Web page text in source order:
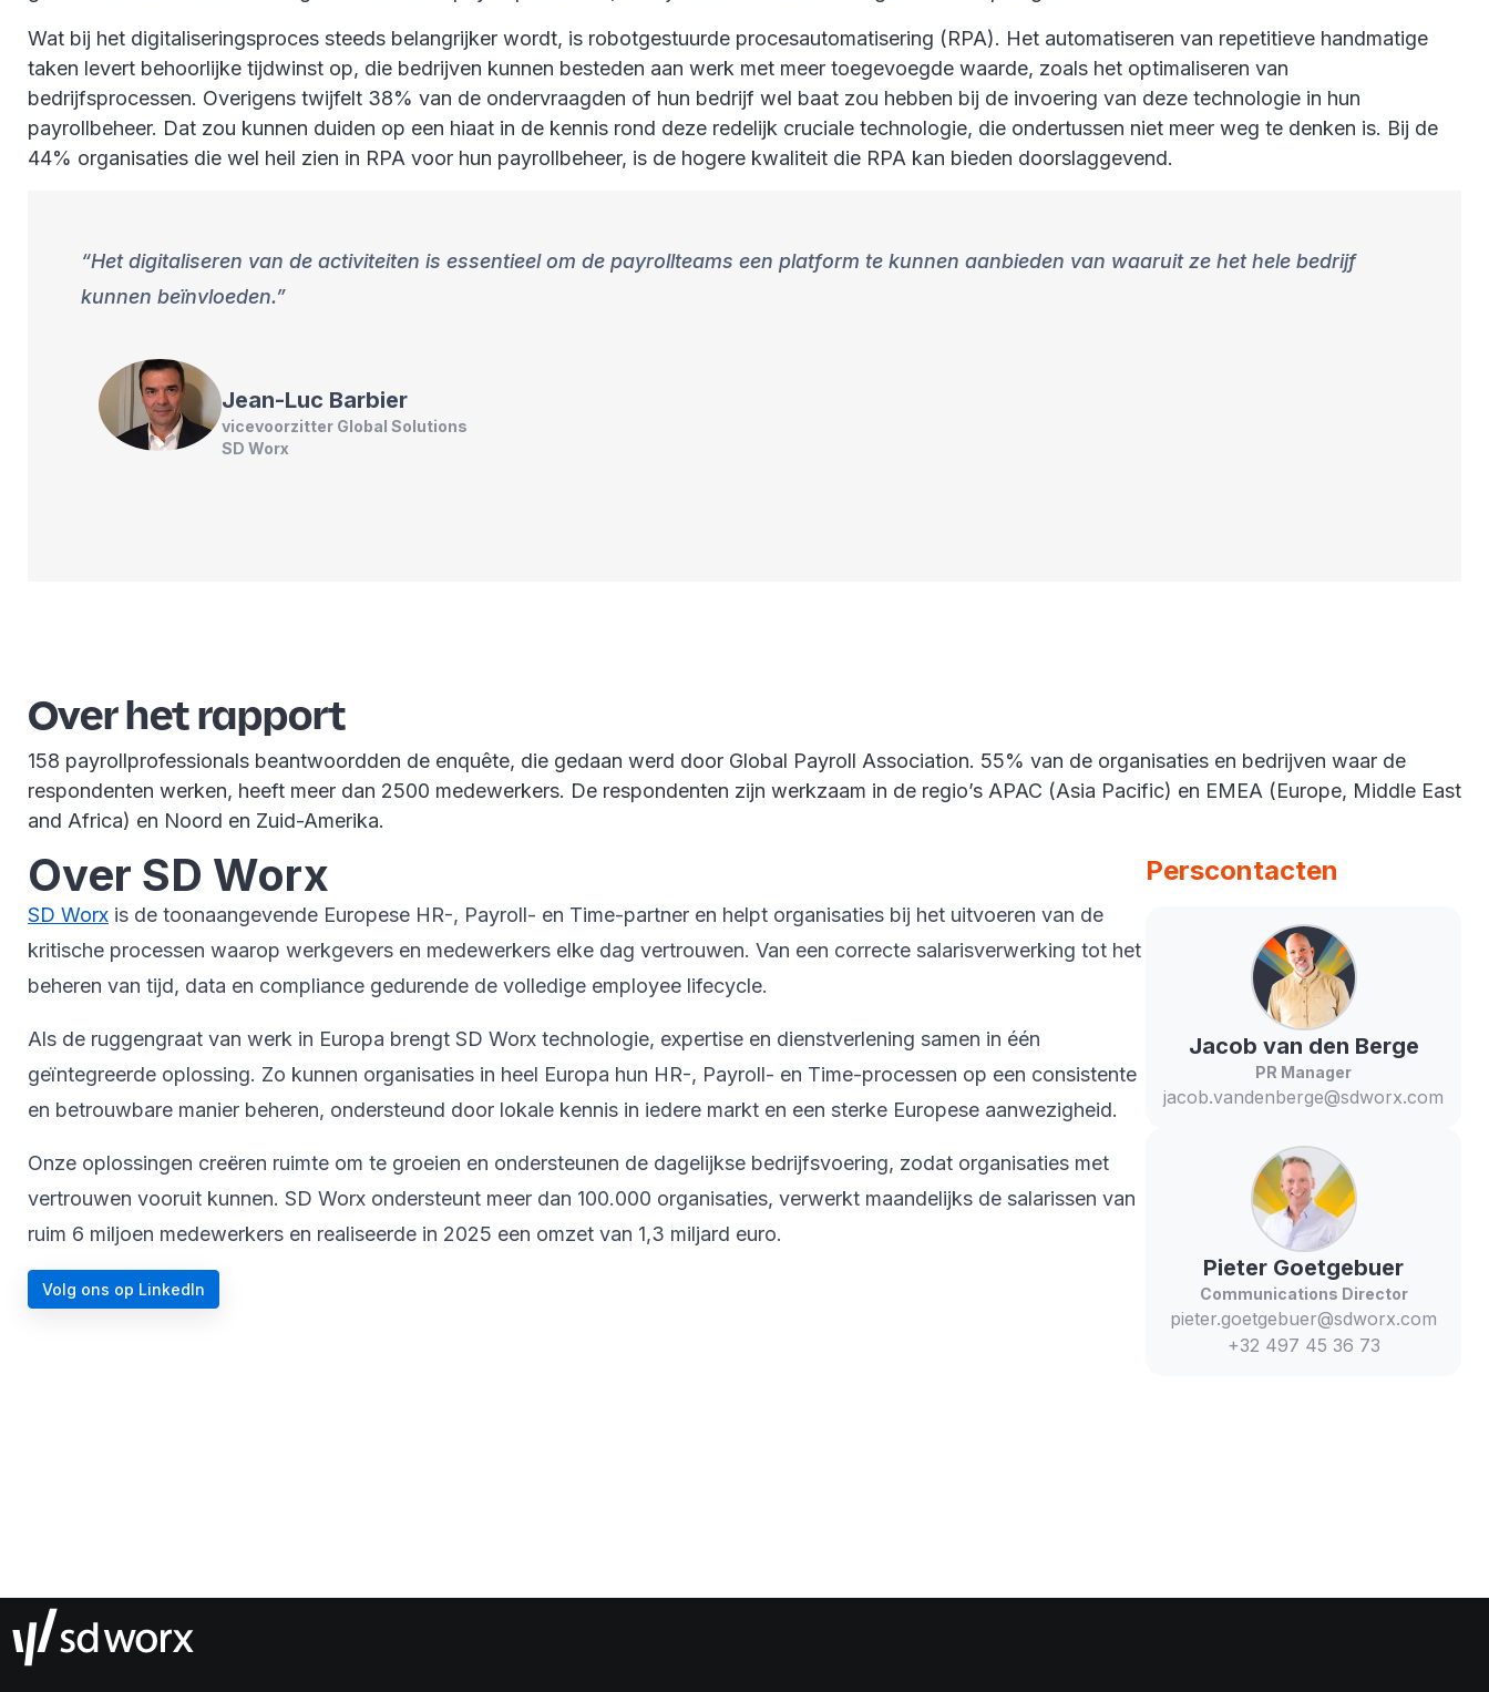
Wat bij het digitaliseringsproces steeds belangrijker wordt, is robotgestuurde procesautomatisering (RPA). Het automatiseren van repetitieve handmatige
taken levert behoorlijke tijdwinst op, die bedrijven kunnen besteden aan werk met meer toegevoegde waarde, zoals het optimaliseren van
bedrijfsprocessen. Overigens twijfelt 38% van de ondervraagden of hun bedrijf wel baat zou hebben bij de invoering van deze technologie in hun
payrollbeheer. Dat zou kunnen duiden op een hiaat in de kennis rond deze redelijk cruciale technologie, die ondertussen niet meer weg te denken is. Bij de
44% organisaties die wel heil zien in RPA voor hun payrollbeheer, is de hogere kwaliteit die RPA kan bieden doorslaggevend.
Het digitaliseren van de activiteiten is essentieel om de payrollteams een platform te kunnen aanbieden van waaruit ze het hele bedrijf
kunnen beïnvloeden.
Jean-Luc Barbier
vicevoorzitter Global Solutions
SD Worx
Over het rapport
158 payrollprofessionals beantwoordden de enquête, die gedaan werd door Global Payroll Association. 55% van de organisaties en bedrijven waar de
respondenten werken, heeft meer dan 2500 medewerkers. De respondenten zijn werkzaam in de regio’s APAC (Asia Pacific) en EMEA (Europe, Middle East
and Africa) en Noord en Zuid-Amerika.
Over SD Worx
SD Worx is de toonaangevende Europese HR-, Payroll- en Time-partner en helpt organisaties bij het uitvoeren van de
kritische processen waarop werkgevers en medewerkers elke dag vertrouwen. Van een correcte salarisverwerking tot het
beheren van tijd, data en compliance gedurende de volledige employee lifecycle.
Als de ruggengraat van werk in Europa brengt SD Worx technologie, expertise en dienstverlening samen in één
geïntegreerde oplossing. Zo kunnen organisaties in heel Europa hun HR-, Payroll- en Time-processen op een consistente
en betrouwbare manier beheren, ondersteund door lokale kennis in iedere markt en een sterke Europese aanwezigheid.
Onze oplossingen creëren ruimte om te groeien en ondersteunen de dagelijkse bedrijfsvoering, zodat organisaties met
vertrouwen vooruit kunnen. SD Worx ondersteunt meer dan 100.000 organisaties, verwerkt maandelijks de salarissen van
ruim 6 miljoen medewerkers en realiseerde in 2025 een omzet van 1,3 miljard euro.
Volg ons op LinkedIn
Perscontacten
Jacob van den Berge
PR Manager
jacob.vandenberge@sdworx.com
Pieter Goetgebuer
Communications Director
pieter.goetgebuer@sdworx.com
+32 497 45 36 73